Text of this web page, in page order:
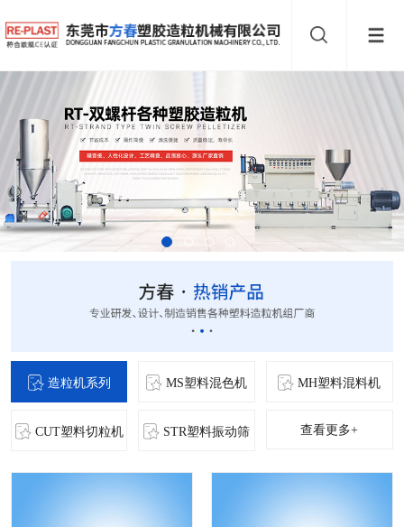
造粒机系列 MS塑料混色机 MH塑料混料机
CUT塑料切粒机 STR塑料振动筛 查看更多+